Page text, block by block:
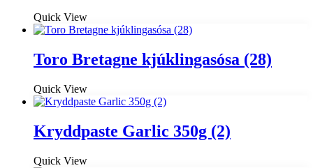
Quick View
Toro Bretagne kjúklingasósa (28)
Quick View
Kryddpaste Garlic 350g (2)
Quick View